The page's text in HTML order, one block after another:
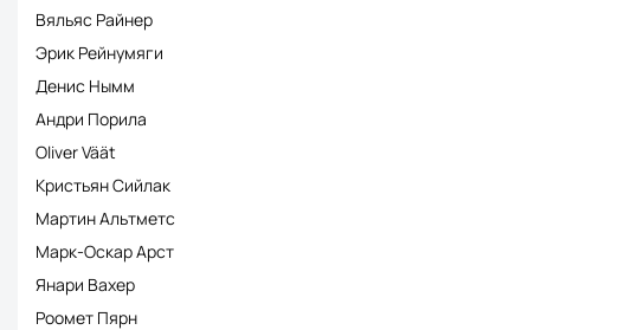
Вяльяс Райнер
Эрик Рейнумяги
Денис Нымм
Андри Порила
Oliver Väät
Кристьян Сийлак
Мартин Альтметс
Марк-Оскар Арст
Янари Вахер
Роомет Пярн